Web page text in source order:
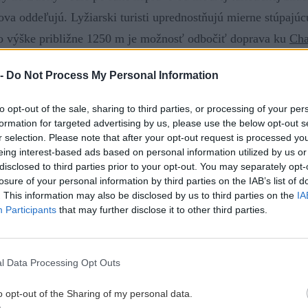
Do Not Process My Personal Information
opt-out of the sale, sharing to third parties, or processing of your
for targeted advertising by us, please use the below opt-out
selection. Please note that after your opt-out request is processed
interest-based ads based on personal information utilized by us
to third parties prior to your opt-out. You may separately
of your personal information by third parties on the IAB’s list of
This information may also be disclosed by us to third parties on the
Participants that may further disclose it to other third parties.
Data Processing Opt Outs
opt-out of the Sharing of my personal data.
oddeľujú. Lyžiarski turisti uprednostňujú mierne
výške približne 1250 m je možnosť odbočiť doprava ku
a zbesilo. Najkratšou cestou na vrchol.
bralá ( viac fotiek v galérii
metrov výstupová trasa vedie po juhovýchodne
lyžovačka, tentoraz by ju kazil vetrom ubitý,
nachádza lyžovateľné rúbanisko pokryté príjemnejším
zjazdy, najdlhšie línie tu majú do tristo výškových
partiách hrebeňa pod Ostrou (1764 m). Dnes sa ich